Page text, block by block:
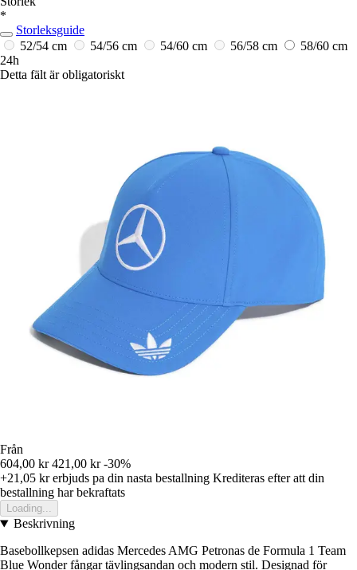
*
Storleksguide
52/54 cm
54/56 cm 54/60 cm 56/58 cm
58/60 cm
24h
Detta fält är obligatoriskt
Från
604,00 kr 421,00 kr -30%
+21,05 krerbjuds pa din nasta bestallning Krediteras efter att din
bestallning har bekraftats
Loading...
Beskrivning
Basebollkepsen adidas Mercedes AMG Petronas de Formula 1 Team
Blue Wonder fångar tävlingsandan och modern stil. Designad för